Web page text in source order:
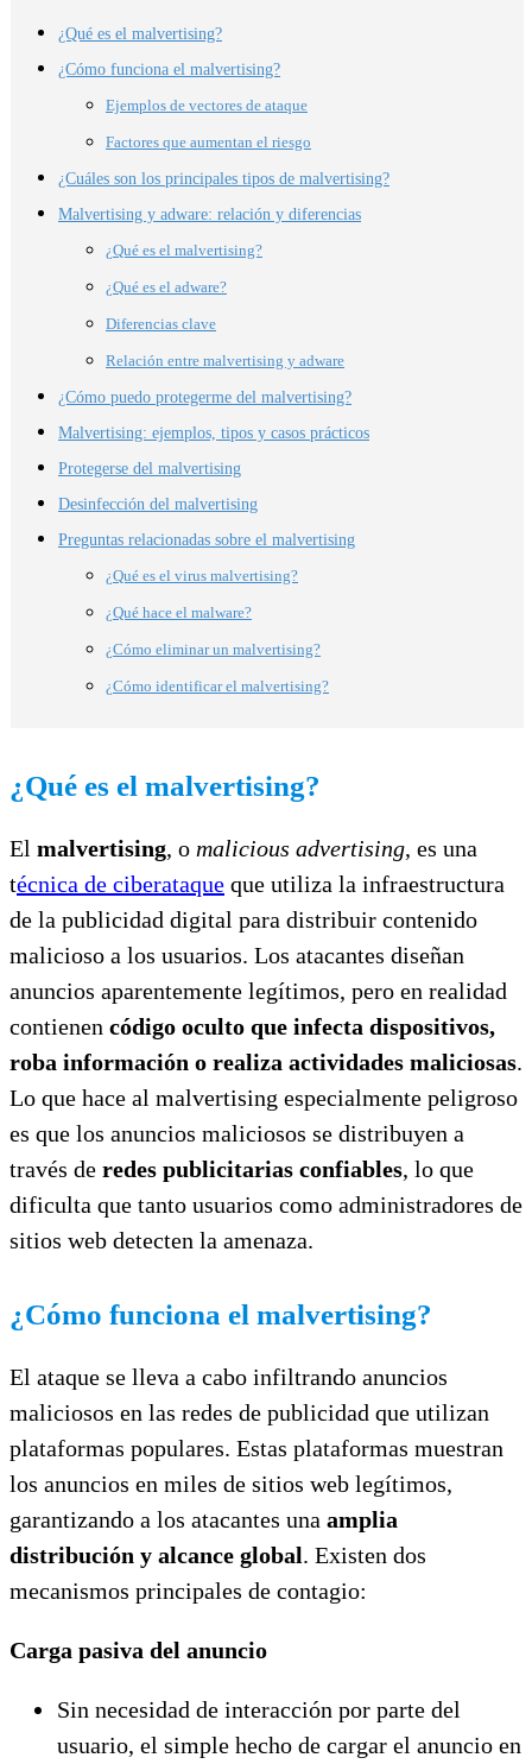
¿Qué es el malvertising?
¿Cómo funciona el malvertising?
Ejemplos de vectores de ataque
Factores que aumentan el riesgo
¿Cuáles son los principales tipos de malvertising?
Malvertising y adware: relación y diferencias
¿Qué es el malvertising?
¿Qué es el adware?
Diferencias clave
Relación entre malvertising y adware
¿Cómo puedo protegerme del malvertising?
Malvertising: ejemplos, tipos y casos prácticos
Protegerse del malvertising
Desinfección del malvertising
Preguntas relacionadas sobre el malvertising
¿Qué es el virus malvertising?
¿Qué hace el malware?
¿Cómo eliminar un malvertising?
¿Cómo identificar el malvertising?
¿Qué es el malvertising?
El malvertising, o malicious advertising, es una
técnica de ciberataque que utiliza la infraestructura
de la publicidad digital para distribuir contenido
malicioso a los usuarios. Los atacantes diseñan
anuncios aparentemente legítimos, pero en realidad
contienen código oculto que infecta dispositivos,
roba información o realiza actividades maliciosas.
Lo que hace al malvertising especialmente peligroso
es que los anuncios maliciosos se distribuyen a
través de redes publicitarias confiables, lo que
dificulta que tanto usuarios como administradores de
sitios web detecten la amenaza.
¿Cómo funciona el malvertising?
El ataque se lleva a cabo infiltrando anuncios
maliciosos en las redes de publicidad que utilizan
plataformas populares. Estas plataformas muestran
los anuncios en miles de sitios web legítimos,
garantizando a los atacantes una amplia
distribución y alcance global. Existen dos
mecanismos principales de contagio:
Carga pasiva del anuncio
Sin necesidad de interacción por parte del
usuario, el simple hecho de cargar el anuncio en